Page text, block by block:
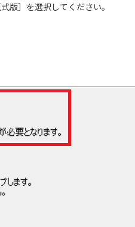
版］を選択してください。